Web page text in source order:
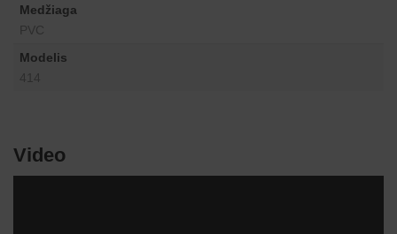
Medžiaga
PVC
Modelis
Video